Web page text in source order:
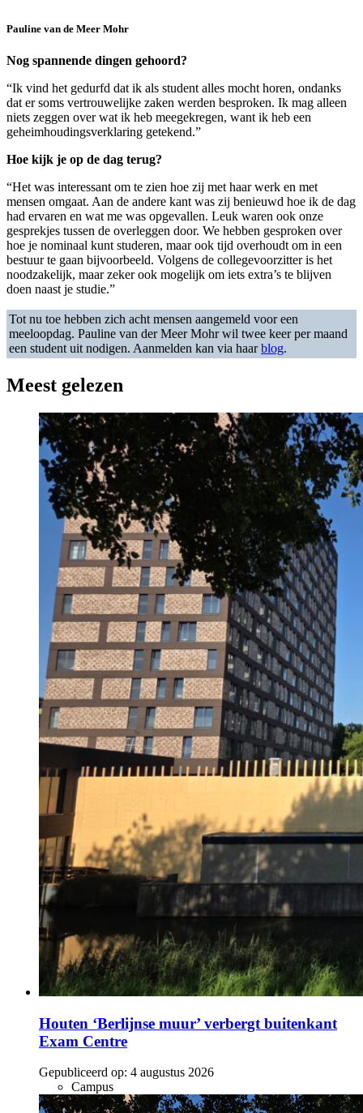
Pauline van de Meer Mohr
Nog spannende dingen gehoord?
“Ik vind het gedurfd dat ik als student alles mocht horen, ondanks
dat er soms vertrouwelijke zaken werden besproken. Ik mag alleen
niets zeggen over wat ik heb meegekregen, want ik heb een
geheimhoudingsverklaring getekend.”
Hoe kijk je op de dag terug?
“Het was interessant om te zien hoe zij met haar werk en met
mensen omgaat. Aan de andere kant was zij benieuwd hoe ik de dag
had ervaren en wat me was opgevallen. Leuk waren ook onze
gesprekjes tussen de overleggen door. We hebben gesproken over
hoe je nominaal kunt studeren, maar ook tijd overhoudt om in een
bestuur te gaan bijvoorbeeld. Volgens de collegevoorzitter is het
noodzakelijk, maar zeker ook mogelijk om iets extra’s te blijven
doen naast je studie.”
Tot nu toe hebben zich acht mensen aangemeld voor een
meeloopdag. Pauline van der Meer Mohr wil twee keer per maand
een student uit nodigen. Aanmelden kan via haarblog.
Meest gelezen
Houten ‘Berlijnse muur’ verbergt buitenkant
Exam Centre
Gepubliceerd op: 4 augustus 2026
Campus